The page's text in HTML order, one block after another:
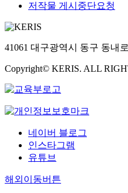
저작물 게시중단요청
41061 대구광역시 동구 동내
Copyright© KERIS. ALL
네이버 블로그
인스타그램
유튜브
해외이동버튼